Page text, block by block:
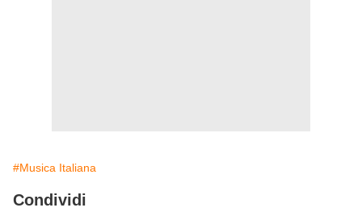
#Musica Italiana
Condividi